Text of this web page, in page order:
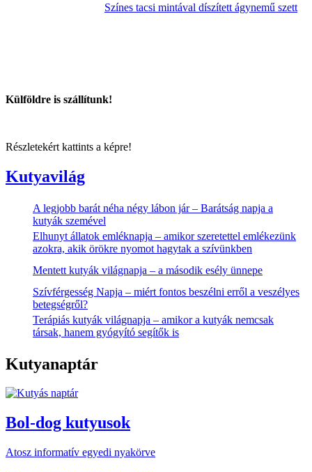
Színes tacsi mintával díszített ágynemű szett
Külföldre is szállítunk!
Részletekért kattints a képre!
Kutyavilág
A legjobb barát néha négy lábon jár – Barátság napja a
kutyák szemével
Elhunyt állatok emléknapja – amikor szeretettel emlékezünk
azokra, akik örökre nyomot hagytak a szívünkben
Mentett kutyák világnapja – a második esély ünnepe
Szívférgesség Napja – miért fontos beszélni erről a veszélyes
betegségről?
Terápiás kutyák világnapja – amikor a kutyák nemcsak
társak, hanem gyógyító segítők is
Kutyanaptár
Bol-dog kutyusok
Atosz informatív egyedi nyakörve